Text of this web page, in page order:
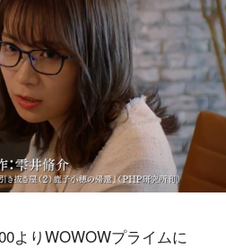
よりWOWOWプライムに